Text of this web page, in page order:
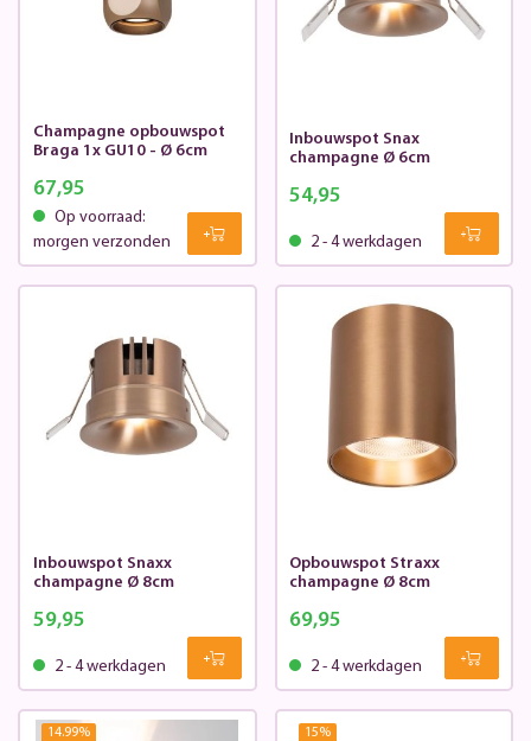
Champagne opbouwspot
Braga 1x GU10 - Ø 6cm
67,95
Op voorraad:
morgen verzonden
Inbouwspot Snax
champagne Ø 6cm
54,95
2 - 4 werkdagen
Inbouwspot Snaxx
champagne Ø 8cm
59,95
2 - 4 werkdagen
Opbouwspot Straxx
champagne Ø 8cm
69,95
2 - 4 werkdagen
14.99% 15%